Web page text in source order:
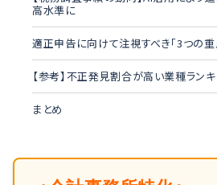
高水準に
適正申告に向けて注視すべき「3つの重
【参考】不正発見割合が高い業種ラン
まとめ